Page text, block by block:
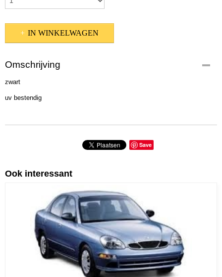
IN WINKELWAGEN
Omschrijving
zwart
uv bestendig
Save
Ook interessant